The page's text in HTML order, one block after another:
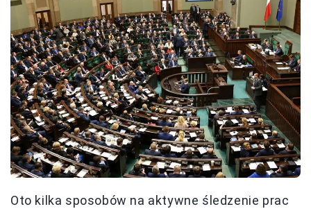
Oto kilka sposobów na aktywne śledzenie prac